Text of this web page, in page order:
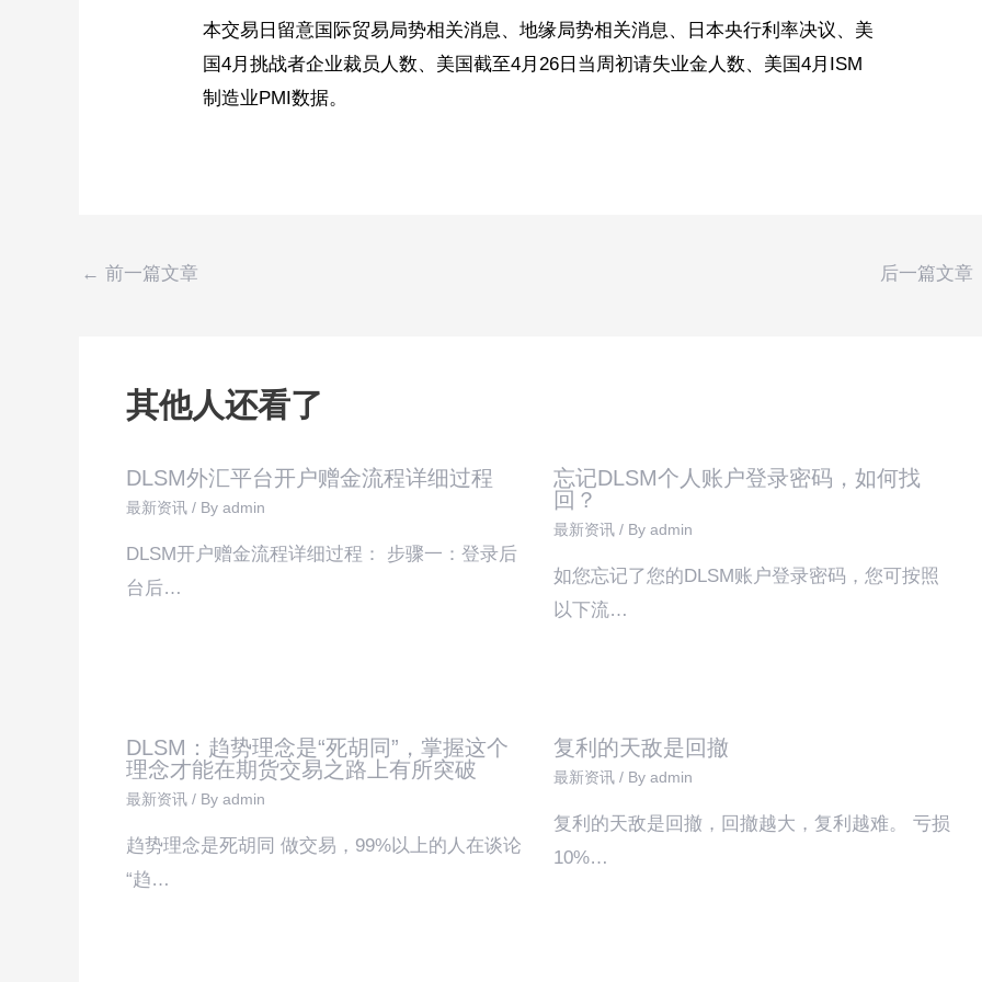
本交易日留意国际贸易局势相关消息、地缘局势相关消息、日本央行利率决议、美
国4月挑战者企业裁员人数、美国截至4月26日当周初请失业金人数、美国4月ISM
制造业PMI数据。
← 前一篇文章 后一篇文章
其他人还看了
DLSM外汇平台开户赠金流程详细过程
最新资讯/ By admin
DLSM开户赠金流程详细过程： 步骤一：登录后
台后…
忘记DLSM个人账户登录密码，如何找
回？
最新资讯/ By admin
如您忘记了您的DLSM账户登录密码，您可按照
以下流…
DLSM：趋势理念是“死胡同”，掌握这个
理念才能在期货交易之路上有所突破
最新资讯/ By admin
趋势理念是死胡同 做交易，99%以上的人在谈论
“趋…
复利的天敌是回撤
最新资讯/ By admin
复利的天敌是回撤，回撤越大，复利越难。 亏损
10%…